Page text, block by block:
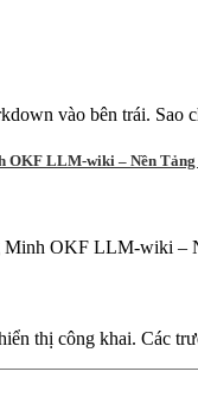
vào bên trái. Sao
OKF LLM-wiki – Nền
OKF LLM-wiki –
thị công khai. Các